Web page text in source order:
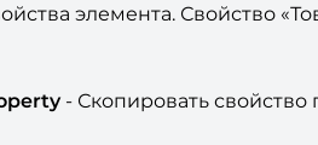
элемента. Свойство
- Скопировать свойство